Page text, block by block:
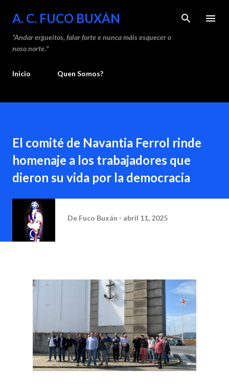
Saltar ao contido
A. C. FUCO BUXÁN
“Andar ergueitos, falar forte e nunca máis esquecer o
noso norte."
Inicio Quen Somos?
El comité de Navantia Ferrol rinde
homenaje a los trabajadores que
dieron su vida por la democracia
De Fuco Buxán abril 11, 2025